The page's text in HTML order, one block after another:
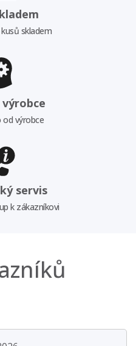
skladem
výrobce
od výrobce
servis
k zákazníkovi